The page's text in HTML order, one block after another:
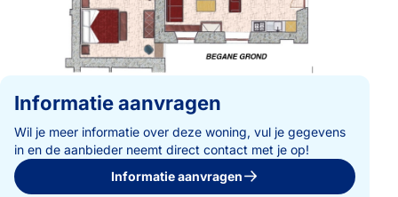
Informatie aanvragen
Wil je meer informatie over deze woning, vul je gegevens
in en de aanbieder neemt direct contact met je op!
Informatie aanvragen